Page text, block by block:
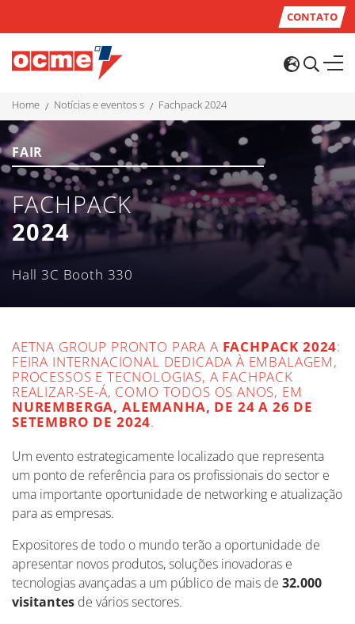
CONTATO
home notícias e eventos s fachpack 2024
FAIR
FACHPACK
2024
Hall 3C Booth 330
AETNA GROUP PRONTO PARA A FACHPACK 2024:
FEIRA INTERNACIONAL DEDICADA À EMBALAGEM,
PROCESSOS E TECNOLOGIAS, A FACHPACK
REALIZAR-SE-Á, COMO TODOS OS ANOS, EM
NUREMBERGA, ALEMANHA, DE 24 A 26 DE
SETEMBRO DE 2024.
Um evento estrategicamente localizado que representa
um ponto de referência para os profissionais do sector e
uma importante oportunidade de networking e atualização
para as empresas.
Expositores de todo o mundo terão a oportunidade de
apresentar novos produtos, soluções inovadoras e
tecnologias avançadas a um público de mais de 32.000
visitantes de vários sectores.